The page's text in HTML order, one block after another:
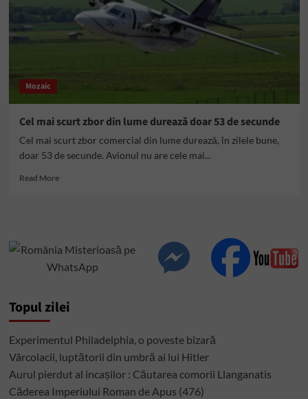
Mozaic
Cel mai scurt zbor din lume durează doar 53 de secunde
Cel mai scurt zbor comercial din lume durează, în zilele bune,
doar 53 de secunde. Avionul nu are cele mai...
Read MoreRead
zbor
din
doar
secunde
Topul zilei
Experimentul Philadelphia, o poveste bizară
Vârcolacii, luptătorii din umbră ai lui Hitler
Aurul pierdut al incașilor : Căutarea comorii Llanganatis
Căderea Imperiului Roman de Apus (476)